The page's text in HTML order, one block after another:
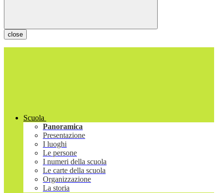
close
Scuola
Panoramica
Presentazione
I luoghi
Le persone
I numeri della scuola
Le carte della scuola
Organizzazione
La storia